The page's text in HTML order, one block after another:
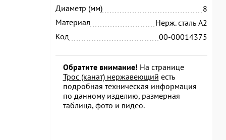
Диаметр (мм)
8
Материал
Нерж. сталь А2
Код
00-00014375
Обратите внимание! На странице
Трос (канат) нержавеющий есть
подробная техническая информация
по данному изделию, размерная
таблица, фото и видео.